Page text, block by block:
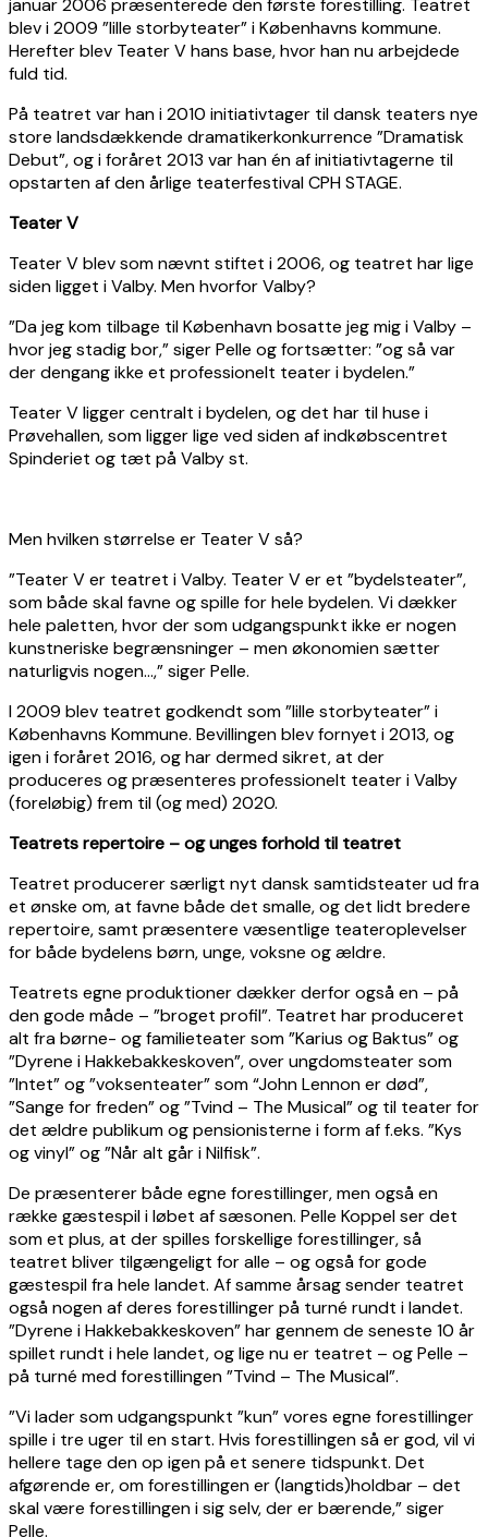
januar 2006 præsenterede den første forestilling. Teatret
blev i 2009 ”lille storbyteater” i Københavns kommune.
Herefter blev Teater V hans base, hvor han nu arbejdede
fuld tid.
På teatret var han i 2010 initiativtager til dansk teaters nye
store landsdækkende dramatikerkonkurrence ”Dramatisk
Debut”, og i foråret 2013 var han én af initiativtagerne til
opstarten af den årlige teaterfestival CPH STAGE.
Teater V
Teater V blev som nævnt stiftet i 2006, og teatret har lige
siden ligget i Valby. Men hvorfor Valby?
”Da jeg kom tilbage til København bosatte jeg mig i Valby –
hvor jeg stadig bor,” siger Pelle og fortsætter: ”og så var
der dengang ikke et professionelt teater i bydelen.”
Teater V ligger centralt i bydelen, og det har til huse i
Prøvehallen, som ligger lige ved siden af indkøbscentret
Spinderiet og tæt på Valby st.
Men hvilken størrelse er Teater V så?
”Teater V er teatret i Valby. Teater V er et ”bydelsteater”,
som både skal favne og spille for hele bydelen. Vi dækker
hele paletten, hvor der som udgangspunkt ikke er nogen
kunstneriske begrænsninger – men økonomien sætter
naturligvis nogen…,” siger Pelle.
I 2009 blev teatret godkendt som ”lille storbyteater” i
Københavns Kommune. Bevillingen blev fornyet i 2013, og
igen i foråret 2016, og har dermed sikret, at der
produceres og præsenteres professionelt teater i Valby
(foreløbig) frem til (og med) 2020.
Teatrets repertoire – og unges forhold til teatret
Teatret producerer særligt nyt dansk samtidsteater ud fra
et ønske om, at favne både det smalle, og det lidt bredere
repertoire, samt præsentere væsentlige teateroplevelser
for både bydelens børn, unge, voksne og ældre.
Teatrets egne produktioner dækker derfor også en – på
den gode måde – ”broget profil”. Teatret har produceret
alt fra børne- og familieteater som ”Karius og Baktus” og
”Dyrene i Hakkebakkeskoven”, over ungdomsteater som
”Intet” og ”voksenteater” som “John Lennon er død”,
”Sange for freden” og ”Tvind – The Musical” og til teater for
det ældre publikum og pensionisterne i form af f.eks. ”Kys
og vinyl” og ”Når alt går i Nilfisk”.
De præsenterer både egne forestillinger, men også en
række gæstespil i løbet af sæsonen. Pelle Koppel ser det
som et plus, at der spilles forskellige forestillinger, så
teatret bliver tilgængeligt for alle – og også for gode
gæstespil fra hele landet. Af samme årsag sender teatret
også nogen af deres forestillinger på turné rundt i landet.
”Dyrene i Hakkebakkeskoven” har gennem de seneste 10 år
spillet rundt i hele landet, og lige nu er teatret – og Pelle –
på turné med forestillingen ”Tvind – The Musical”.
”Vi lader som udgangspunkt ”kun” vores egne forestillinger
spille i tre uger til en start. Hvis forestillingen så er god, vil vi
hellere tage den op igen på et senere tidspunkt. Det
afgørende er, om forestillingen er (langtids)holdbar – det
skal være forestillingen i sig selv, der er bærende,” siger
Pelle.